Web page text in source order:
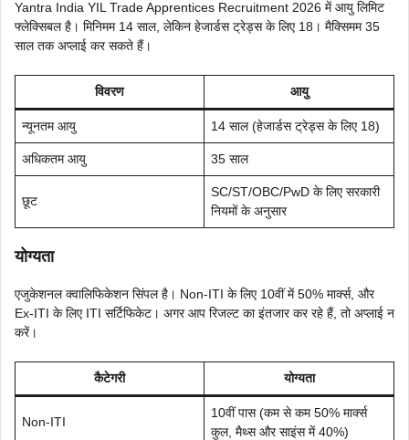
Yantra India YIL Trade Apprentices Recruitment 2026 में आयु लिमिट
फ्लेक्सिबल है। मिनिमम 14 साल, लेकिन हेजार्डस ट्रेड्स के लिए 18। मैक्सिमम 35
साल तक अप्लाई कर सकते हैं।
विवरण आयु
न्यूनतम आयु 14 साल (हेजार्डस ट्रेड्स के लिए 18)
अधिकतम आयु 35 साल
छूट
SC/ST/OBC/PwD के लिए सरकारी
नियमों के अनुसार
योग्यता
एजुकेशनल क्वालिफिकेशन सिंपल है। Non-ITI के लिए 10वीं में 50% मार्क्स, और
Ex-ITI के लिए ITI सर्टिफिकेट। अगर आप रिजल्ट का इंतजार कर रहे हैं, तो अप्लाई न
करें।
कैटेगरी योग्यता
Non-ITI
10वीं पास (कम से कम 50% मार्क्स
कुल, मैथ्स और साइंस में 40%)